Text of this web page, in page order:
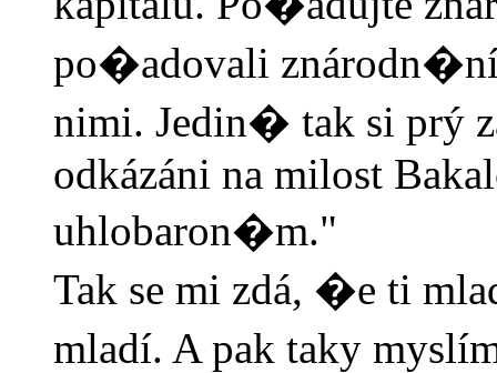
po�adovali
nimi. Jedin� tak si prý
odkázáni na milost
uhlobaron�m."
Tak se mi zdá, �e ti
mladí. A pak taky